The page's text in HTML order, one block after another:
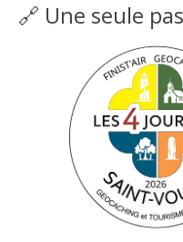
🔗 Une seule